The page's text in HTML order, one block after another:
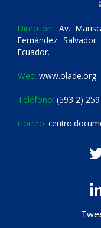
Dirección: Av.
Fernández
Ecuador.
Web: www.olade.org
Teléfono: (593 2)
Correo: